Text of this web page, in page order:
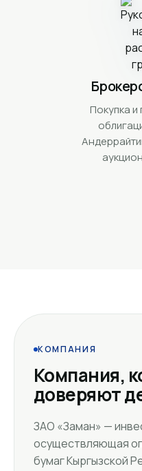
Покупка
КОМПАНИЯ
Компания,
доверяют
ЗАО «Заман» —
осуществляющая
бумаг Кыргызской